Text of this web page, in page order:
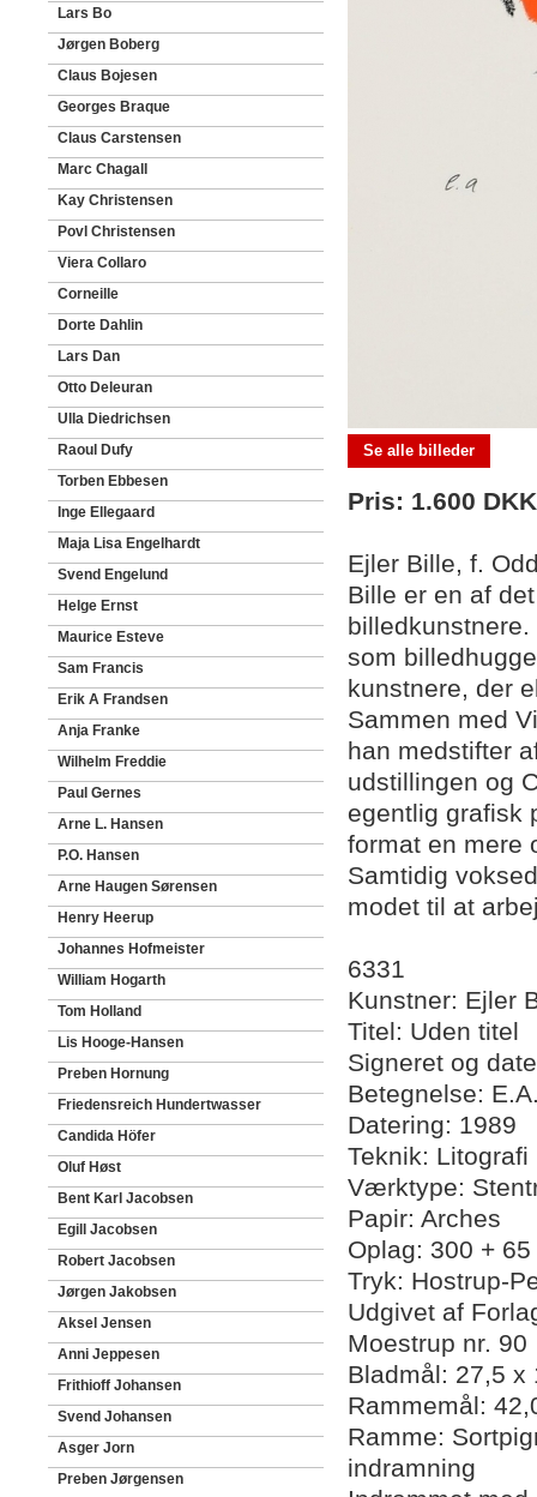
Lars Bo
Jørgen Boberg
Claus Bojesen
Georges Braque
Claus Carstensen
Marc Chagall
Kay Christensen
Povl Christensen
Viera Collaro
Corneille
Dorte Dahlin
Lars Dan
Otto Deleuran
Ulla Diedrichsen
Raoul Dufy
Torben Ebbesen
Inge Ellegaard
Maja Lisa Engelhardt
Svend Engelund
Helge Ernst
Maurice Esteve
Sam Francis
Erik A Frandsen
Anja Franke
Wilhelm Freddie
Paul Gernes
Arne L. Hansen
P.O. Hansen
Arne Haugen Sørensen
Henry Heerup
Johannes Hofmeister
William Hogarth
Tom Holland
Lis Hooge-Hansen
Preben Hornung
Friedensreich Hundertwasser
Candida Höfer
Oluf Høst
Bent Karl Jacobsen
Egill Jacobsen
Robert Jacobsen
Jørgen Jakobsen
Aksel Jensen
Anni Jeppesen
Frithioff Johansen
Svend Johansen
Asger Jorn
Preben Jørgensen
Se alle billeder
Pris: 1.600 DKK
Ejler Bille, f.
Bille er en af
som
kunstnere, der
Sammen med
han medstifter
udstillingen og
egentlig grafisk
format en mere
Samtidig
modet til at
6331
Kunstner: Ejler
Titel: Uden titel
Signeret og
Betegnelse:
Datering: 1989
Teknik: Litografi
Værktype:
Papir: Arches
Oplag: 300 +
Tryk: Hostrup-
Udgivet af
Moestrup nr. 90
Bladmål: 27,5 x
Rammemål:
Ramme:
indramning